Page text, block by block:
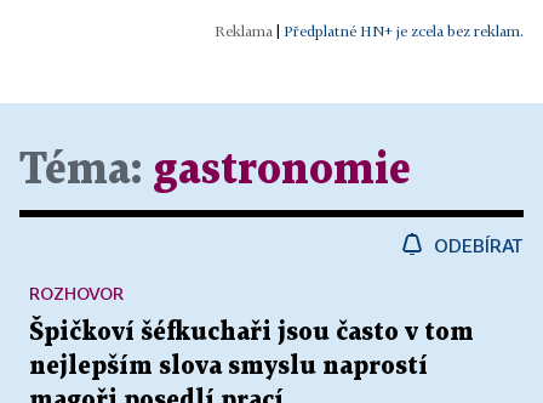
Předplatné HN+ je zcela bez reklam.
Téma: gastronomie
ODEBÍRAT
Špičkoví šéfkuchaři jsou často v tom
nejlepším slova smyslu naprostí
ROZHOVOR